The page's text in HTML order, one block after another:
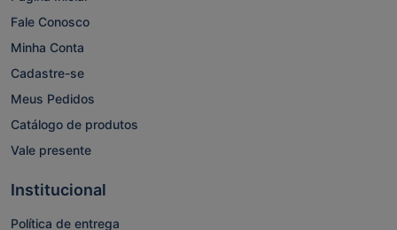
Fale Conosco
Minha Conta
Cadastre-se
Meus Pedidos
Catálogo de produtos
Vale presente
Institucional
Política de entrega